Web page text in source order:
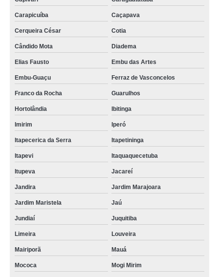
Carapicuíba Caçapava
Cerqueira César Cotia
Cândido Mota Diadema
Elias Fausto Embu das Artes
Embu-Guaçu Ferraz de Vasconcelos
Franco da Rocha Guarulhos
Hortolândia Ibitinga
Imirim Iperó
Itapecerica da Serra Itapetininga
Itapevi Itaquaquecetuba
Itupeva Jacareí
Jandira Jardim Marajoara
Jardim Maristela Jaú
Jundiaí Juquitiba
Limeira Louveira
Mairiporã Mauá
Mococa Mogi Mirim